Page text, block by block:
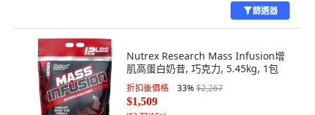
篩選器
Nutrex Research Mass Infusion增
肌高蛋白奶昔, 巧克力, 5.45kg, 1包
折扣後價格 33%$2,267
$1,509